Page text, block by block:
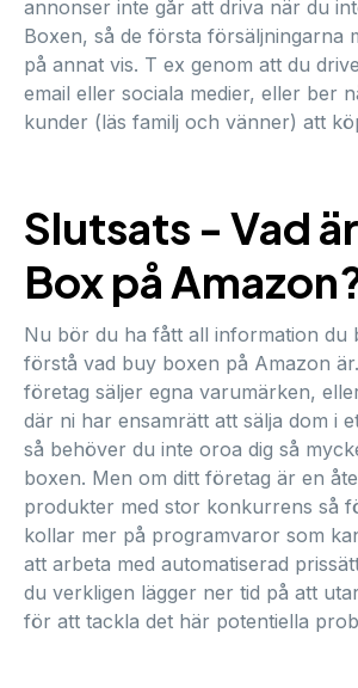
annonser inte går att driva när du
Boxen, så de första försäljningarna
på annat vis. T ex genom att du
email eller sociala medier, eller ber
kunder (läs familj och vänner) att
Slutsats - Vad
Box på
Nu bör du ha fått all information du
förstå vad buy boxen på Amazon
företag säljer egna varumärken,
där ni har ensamrätt att sälja dom i
så behöver du inte oroa dig så
boxen. Men om ditt företag är en
produkter med stor konkurrens så
kollar mer på programvaror som
att arbeta med automatiserad
du verkligen lägger ner tid på att
för att tackla det här potentiella